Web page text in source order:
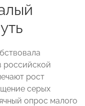
российской
рост
серых
опрос малого